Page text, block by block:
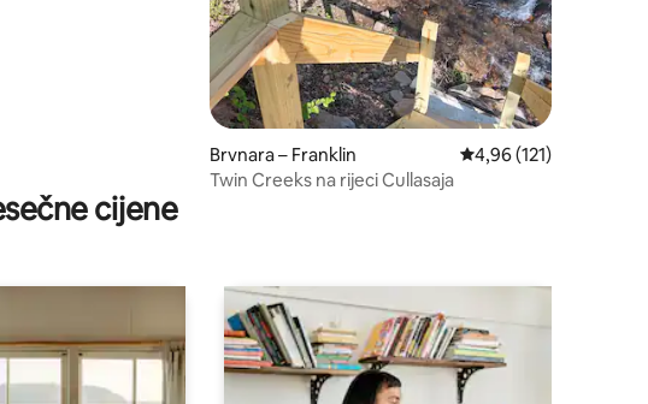
Brvnara – Franklin Prosječna ocjena:
4,96 (121)
Twin Creeks na rijeci Cullasaja
cijene